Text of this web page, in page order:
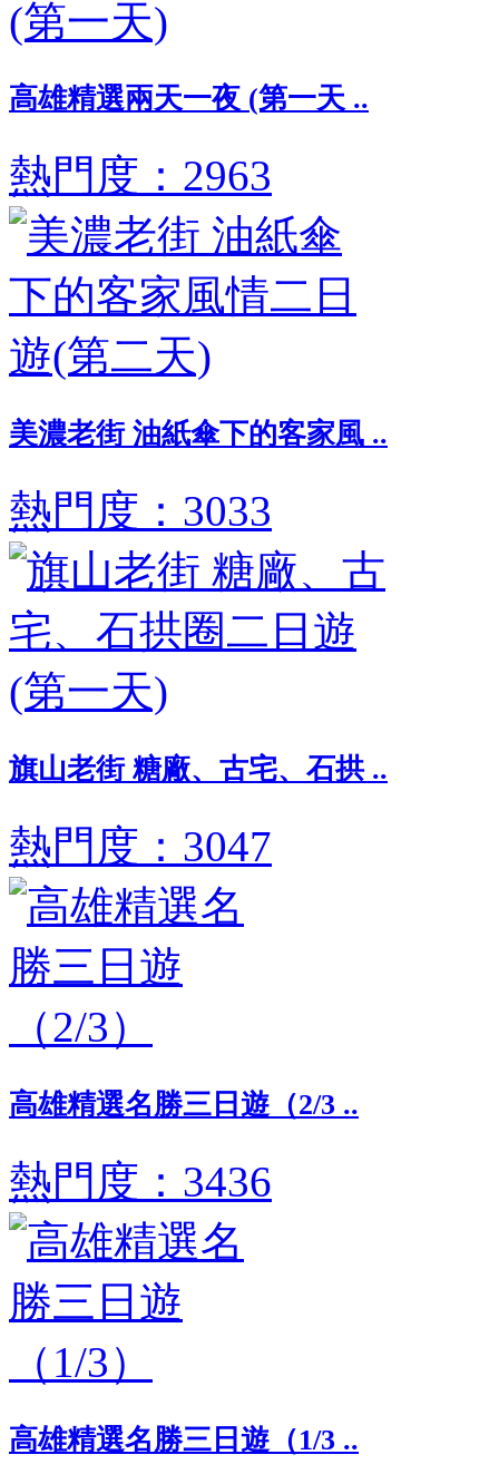
高雄精選兩天一夜 (第一天 ..
熱門度：2963
美濃老街 油紙傘下的客家風 ..
熱門度：3033
旗山老街 糖廠、古宅、石拱 ..
熱門度：3047
高雄精選名勝三日遊（2/3 ..
熱門度：3436
高雄精選名勝三日遊（1/3 ..